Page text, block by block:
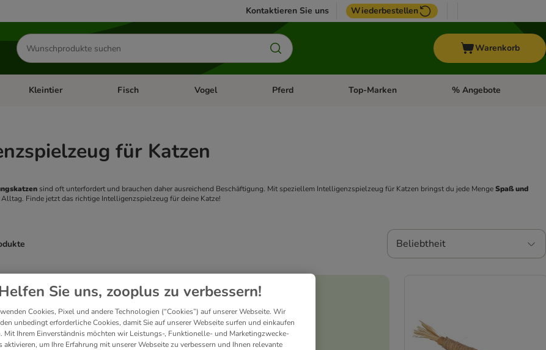
Kontaktieren Sie uns Wiederbestellen
Produkte
suchen
Warenkorb
& Zubehör
Kategorie-Menü öffnen: Hundefutter & Zubehör
Kleintier Kategorie-Menü öffnen: Kleintier
Fisch Kategorie-Menü öffnen: Fisch
Vogel Kategorie-Menü öffnen: Vogel
Pferd Kategorie-Menü öffnen: Pferd
Top-Marken Kategorie-Menü öffnen:
% Angebote
für Katzen
sind oft unterfordert und brauchen daher ausreichend Beschäftigung. Mit speziellem Intelligenzspielzeug für Katzen bringst du jede Menge Spaß und
Alltag. Finde jetzt das richtige Intelligenzspielzeug für deine Katze!
Beliebtheit
been changed
Unser Favorit
Sie uns, zooplus zu verbessern!
Cookies, Pixel und andere Technologien (“Cookies”) auf unserer Webseite. Wir
unbedingt erforderliche Cookies, damit Sie auf unserer Webseite surfen und einkaufen
Mit Ihrem Einverständnis möchten wir Leistungs-, Funktionelle- und Marketingzwecke-
aktivieren, um Ihre Erfahrung mit unserer Webseite zu verbessern und Ihnen relevante